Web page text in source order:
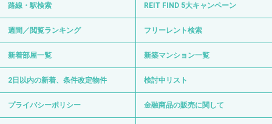
路線・駅検索 REIT FIND 5大キャンペーン
週間／閲覧ランキング フリーレント検索
新着部屋一覧 新築マンション一覧
2日以内の新着、条件改定物件 検討中リスト
プライバシーポリシー 金融商品の販売に関して